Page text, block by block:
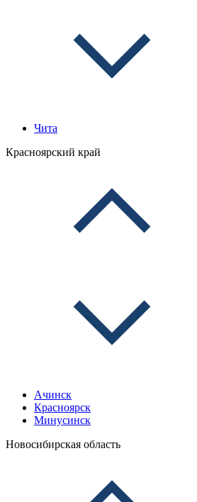
Чита
Красноярский край
Ачинск
Красноярск
Минусинск
Новосибирская область